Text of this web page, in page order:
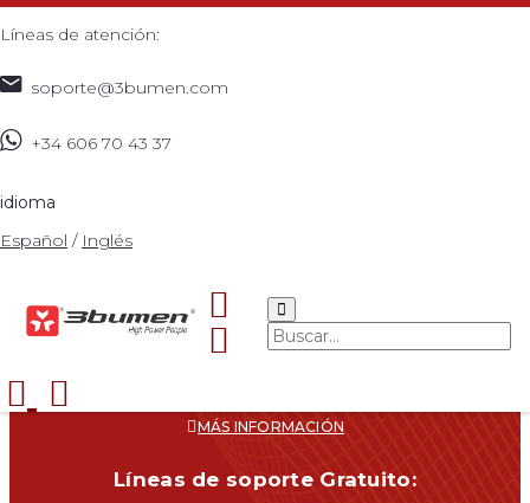
Líneas de atención:
soporte@3bumen.com
+34 606 70 43 37
idioma
Español / Inglés
CATÁLOGO
¿DÓNDE COMPRAR?
MÁS INFORMACIÓN
Líneas de soporte Gratuito: